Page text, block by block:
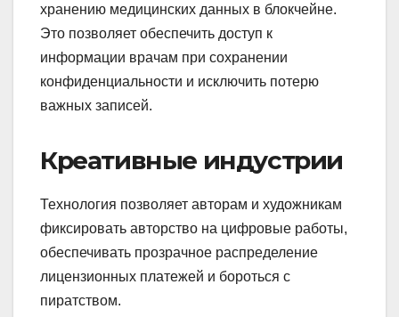
хранению медицинских данных в блокчейне.
Это позволяет обеспечить доступ к
информации врачам при сохранении
конфиденциальности и исключить потерю
важных записей.
Креативные индустрии
Технология позволяет авторам и художникам
фиксировать авторство на цифровые работы,
обеспечивать прозрачное распределение
лицензионных платежей и бороться с
пиратством.